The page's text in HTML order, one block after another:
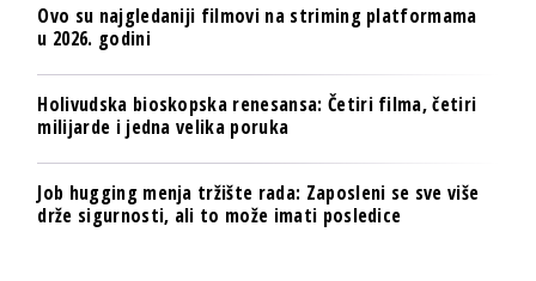
Ovo su najgledaniji filmovi na striming platformama
u 2026. godini
Holivudska bioskopska renesansa: Četiri filma, četiri
milijarde i jedna velika poruka
Job hugging menja tržište rada: Zaposleni se sve više
drže sigurnosti, ali to može imati posledice